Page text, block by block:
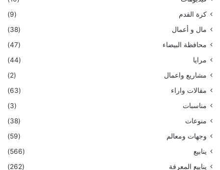
كرة القدم
(9)
مال و أعمال
(38)
محافظة البيضاء
(47)
مرايا
(44)
مشاريع واعمال
(2)
مقالات واراء
(63)
مناسبات
(3)
منوعات
(38)
وجهات ومعالم
(59)
ينابيع
(566)
ينابيع المعرفة
(262)